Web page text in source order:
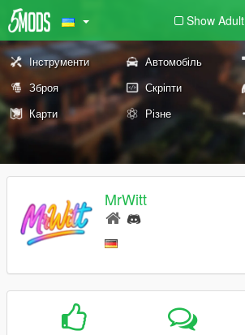
Show Adult
Інструменти Автомобіль
Зброя
Скріпти
Карти
Різне
MrWitt